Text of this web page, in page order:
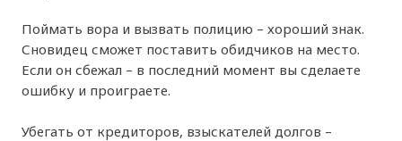
Поймать вора и вызвать полицию – хороший знак.
Сновидец сможет поставить обидчиков на место.
Если он сбежал – в последний момент вы сделаете
ошибку и проиграете.
Убегать от кредиторов, взыскателей долгов –